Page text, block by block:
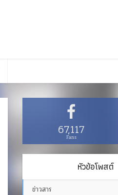
67,117
Fans
หัวข้อโพสต์
ข่าวสาร